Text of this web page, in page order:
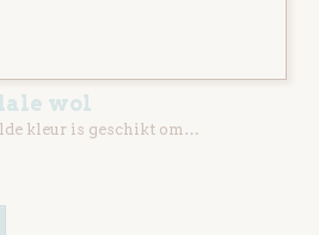
wol
kleur is geschikt om…